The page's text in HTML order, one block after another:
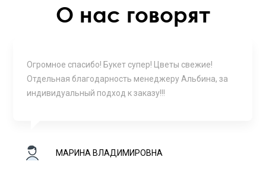
О нас говорят
Огромное спасибо! Букет супер! Цветы свежие!
Отдельная благодарность менеджеру Альбина, за
индивидуальный подход к заказу!!!
МАРИНА ВЛАДИМИРОВНА